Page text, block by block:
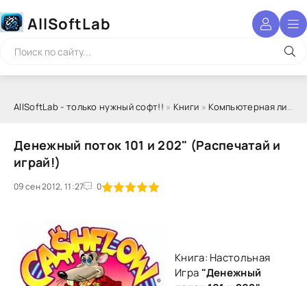
AllSoftLab
AllSoftLab - только нужный софт!! » Книги » Компьютерная литература
Денежный поток 101 и 202" (Распечатай и
играй!)
09 сен 2012, 11:27 0
1 2 3 4 5
Книга: Настольная
Игра "Денежный